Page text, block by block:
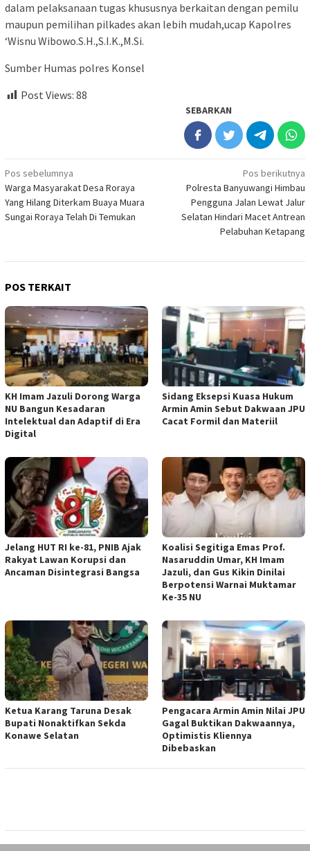
dalam pelaksanaan tugas khususnya berkaitan dengan pemilu
maupun pemilihan pilkades akan lebih mudah,ucap Kapolres
‘Wisnu Wibowo.S.H.,S.I.K.,M.Si.
Sumber Humas polres Konsel
Post Views: 88
SEBARKAN
Navigasi
pos
Pos sebelumnya
Warga Masyarakat Desa Roraya
Yang Hilang Diterkam Buaya Muara
Sungai Roraya Telah Di Temukan
Pos berikutnya
Polresta Banyuwangi Himbau
Pengguna Jalan Lewat Jalur
Selatan Hindari Macet Antrean
Pelabuhan Ketapang
POS TERKAIT
KH Imam Jazuli Dorong Warga
NU Bangun Kesadaran
Intelektual dan Adaptif di Era
Digital
‎Sidang Eksepsi Kuasa Hukum
Armin Amin Sebut Dakwaan JPU
Cacat Formil dan Materiil
Jelang HUT RI ke-81, PNIB Ajak
Rakyat Lawan Korupsi dan
Ancaman Disintegrasi Bangsa
Koalisi Segitiga Emas Prof.
Nasaruddin Umar, KH Imam
Jazuli, dan Gus Kikin Dinilai
Berpotensi Warnai Muktamar
Ke-35 NU
Ketua ‎Karang Taruna Desak
Bupati Nonaktifkan Sekda
Konawe Selatan
‎Pengacara Armin Amin Nilai JPU
Gagal Buktikan Dakwaannya,
Optimistis Kliennya
Dibebaskan